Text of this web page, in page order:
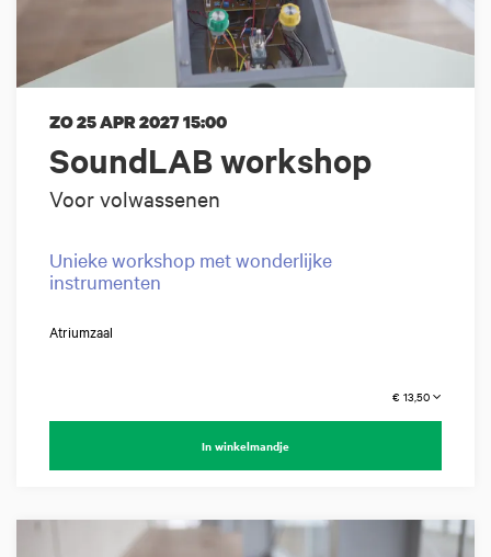
SoundLAB workshop
Voor volwassenen
ZO 25 APR 202715:00
Unieke workshop met wonderlijke
instrumenten
Atriumzaal
€ 13,50
In winkelmandje